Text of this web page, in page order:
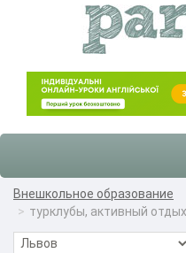
Внешкольное образование
турклубы, активный